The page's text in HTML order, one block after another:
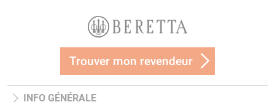
Trouver mon revendeur
INFO GÉNÉRALE